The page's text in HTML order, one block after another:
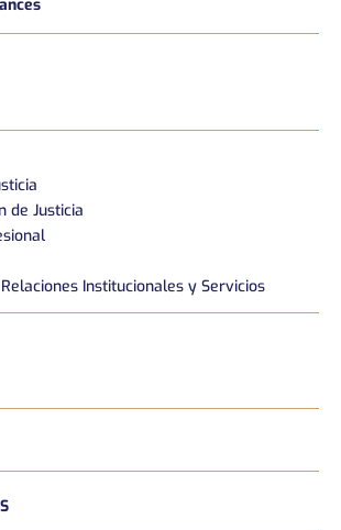
de Justicia
Institucionales y Servicios